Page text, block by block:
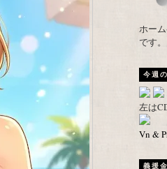
ホー
です。
今週
左は
Vn &
義援